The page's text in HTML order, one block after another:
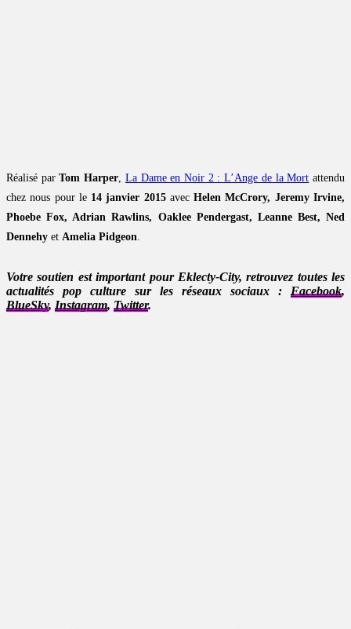
Réalisé parTom Harper, La Dame en Noir 2 : L’Ange de la Mort attendu
chez nous pour le 14 janvier 2015avecHelen McCrory, Jeremy Irvine,
Phoebe Fox, Adrian Rawlins, Oaklee Pendergast, Leanne Best, Ned
Dennehy et Amelia Pidgeon.
Votre soutien est important pour Eklecty-City, retrouvez toutes les
actualités pop culture sur les réseaux sociaux : Facebook,
BlueSky, Instagram, Twitter.